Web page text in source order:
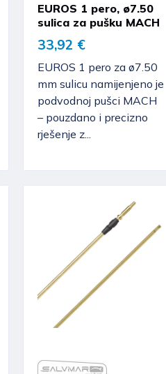
EUROS 1 pero, ø7.50
sulica za pušku MACH
33,92 €
EUROS 1 pero za ø7.50
mm sulicu namijenjeno je
podvodnoj pušci MACH
– pouzdano i precizno
rješenje z...